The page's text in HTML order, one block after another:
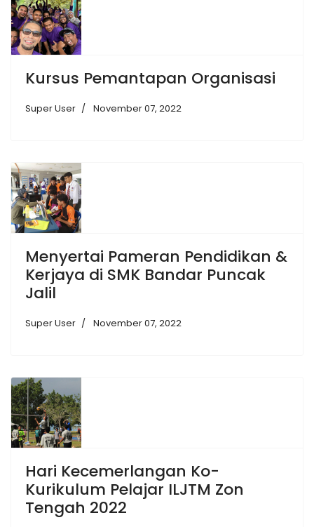
Kursus Pemantapan Organisasi
Super User November 07, 2022
Menyertai Pameran Pendidikan &
Kerjaya di SMK Bandar Puncak
Jalil
Super User November 07, 2022
Hari Kecemerlangan Ko-
Kurikulum Pelajar ILJTM Zon
Tengah 2022